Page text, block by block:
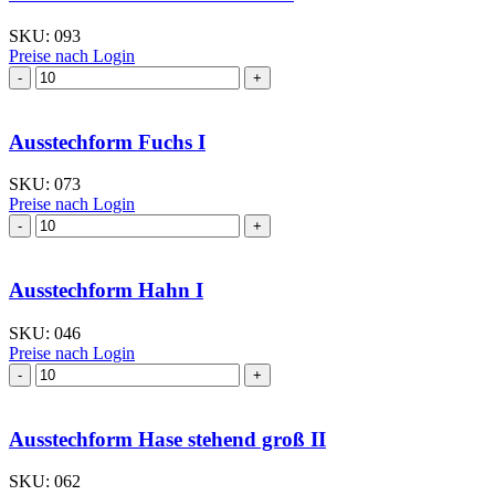
SKU: 093
Preise nach Login
Ausstechform Eichhörnchen
III
Ausstechform Fuchs I
SKU: 073
Preise nach Login
Ausstechform Fuchs
I
Ausstechform Hahn I
SKU: 046
Preise nach Login
Ausstechform Hahn
I
Ausstechform Hase stehend groß II
SKU: 062